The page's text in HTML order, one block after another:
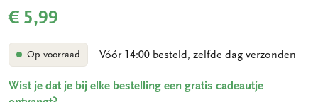
€ 5,99
Op voorraad Vóór 14:00 besteld, zelfde dag verzonden
Wist je dat je bij elke bestelling een gratis cadeautje